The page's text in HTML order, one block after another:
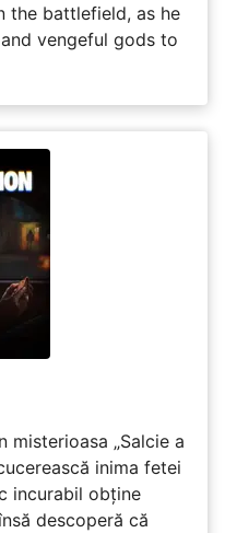
the battlefield, as he
vengeful gods to
misterioasa „Salcie a
inima fetei
incurabil obține
descoperă că